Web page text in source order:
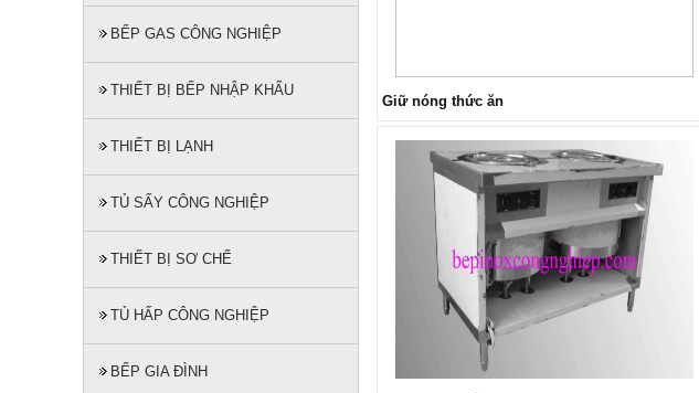
BẾP GAS CÔNG NGHIỆP
THIẾT BỊ BẾP NHẬP KHẨU
THIẾT BỊ LẠNH
TỦ SẤY CÔNG NGHIỆP
THIẾT BỊ SƠ CHẾ
TỦ HẤP CÔNG NGHIỆP
BẾP GIA ĐÌNH
Giữ nóng thức ăn